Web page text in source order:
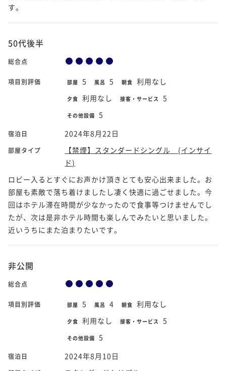
す。
50代後半
総合点
項目別評価 部屋 5 風呂 5 朝食 利用なし
夕食 利用なし 接客・サービス 5
その他設備 5
宿泊日 2024年8月22日
部屋タイプ
【禁煙】スタンダードシングル (インサイ
ド)
ロビー入るとすぐにお声かけ頂きとても安心出来ました。お
部屋も素敵で落ち着けましたし凄く快適に過ごせました。今
回はホテル滞在時間が少なかったので食事等つけませんでし
たが、次は是非ホテル時間も楽しんでみたいと思いました。
近いうちにまた泊まりたいです。
非公開
総合点
項目別評価 部屋 5 風呂 4 朝食 利用なし
夕食 利用なし 接客・サービス 5
その他設備 5
宿泊日 2024年8月10日